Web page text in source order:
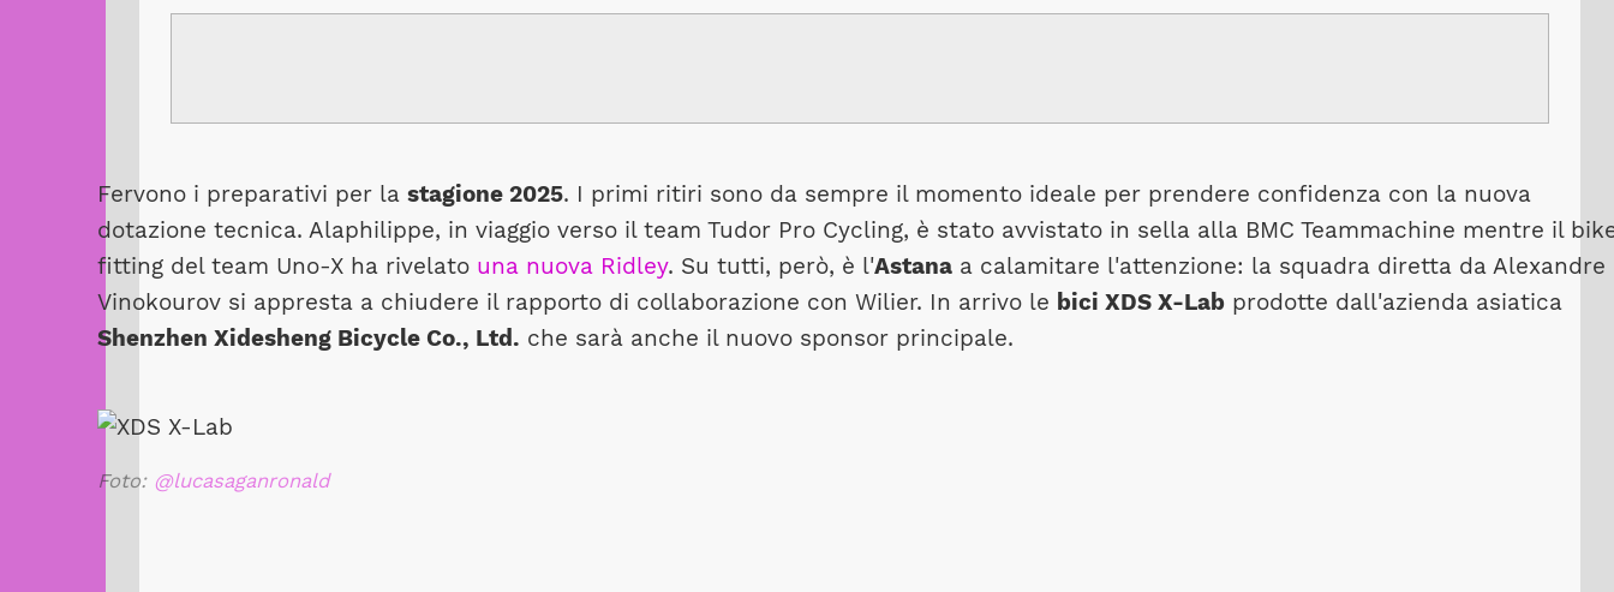
Fervono i preparativi per la stagione 2025. I primi ritiri sono da sempre il momento ideale per prendere confidenza con la nuova
dotazione tecnica. Alaphilippe, in viaggio verso il team Tudor Pro Cycling, è stato avvistato in sella alla BMC Teammachine mentre il
fitting del team Uno-X ha rivelato una nuova Ridley. Su tutti, però, è l'Astanaa calamitare l'attenzione: la squadra diretta da Alexandre
Vinokourov si appresta a chiudere il rapporto di collaborazione con Wilier. In arrivo le bici XDS X-Labprodotte dall'azienda asiatica
Shenzhen Xidesheng Bicycle Co., Ltd. che sarà anche il nuovo sponsor principale.
Foto: @lucasaganronald